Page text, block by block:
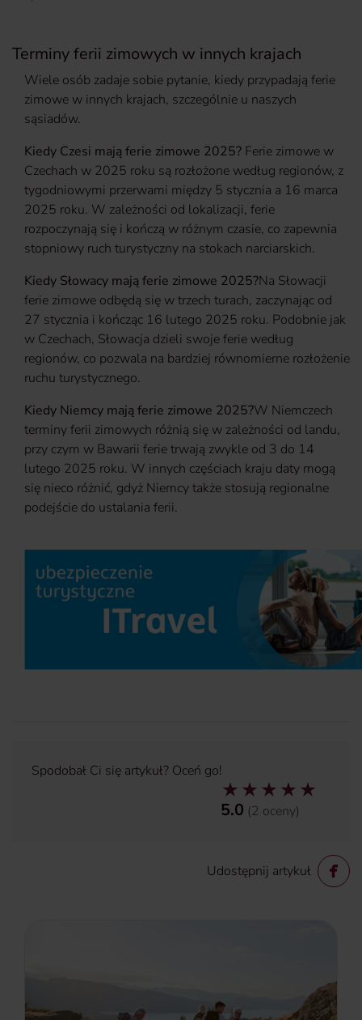
Terminy ferii zimowych w innych krajach
Wiele osób zadaje sobie pytanie, kiedy przypadają ferie
zimowe w innych krajach, szczególnie u naszych
sąsiadów.
Kiedy Czesi mają ferie zimowe 2025? Ferie zimowe w
Czechach w 2025 roku są rozłożone według regionów, z
tygodniowymi przerwami między 5 stycznia a 16 marca
2025 roku. W zależności od lokalizacji, ferie
rozpoczynają się i kończą w różnym czasie, co zapewnia
stopniowy ruch turystyczny na stokach narciarskich.
Kiedy Słowacy mają ferie zimowe 2025?Na Słowacji
ferie zimowe odbędą się w trzech turach, zaczynając od
27 stycznia i kończąc 16 lutego 2025 roku. Podobnie jak
w Czechach, Słowacja dzieli swoje ferie według
regionów, co pozwala na bardziej równomierne rozłożenie
ruchu turystycznego.
Kiedy Niemcy mają ferie zimowe 2025?W Niemczech
terminy ferii zimowych różnią się w zależności od landu,
przy czym w Bawarii ferie trwają zwykle od 3 do 14
lutego 2025 roku. W innych częściach kraju daty mogą
się nieco różnić, gdyż Niemcy także stosują regionalne
podejście do ustalania ferii.
Spodobał Ci się artykuł? Oceń go!
5.0 (2 oceny)
Udostępnij artykuł